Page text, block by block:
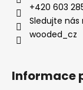
+420 603
Sledujte nás
wooded_cz
Informace